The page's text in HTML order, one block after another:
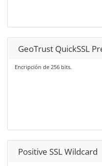
GeoTrust QuickSSL
Encripción de 256 bits.
Positive SSL Wildcard